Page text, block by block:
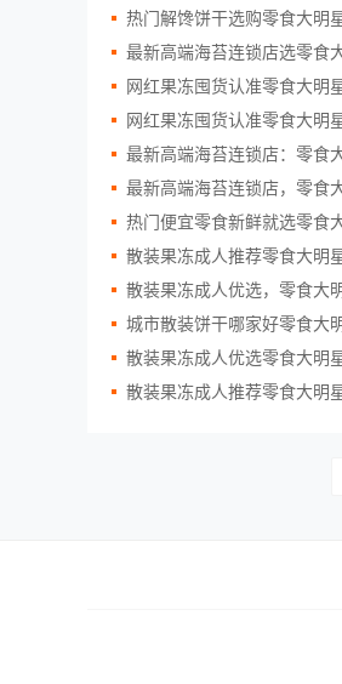
热门解馋饼干选购零食大明
最新高端海苔连锁店选零食
网红果冻囤货认准零食大明
网红果冻囤货认准零食大明
最新高端海苔连锁店：零食
最新高端海苔连锁店，零食
热门便宜零食新鲜就选零食
散装果冻成人推荐零食大明
散装果冻成人优选，零食大
城市散装饼干哪家好零食大
散装果冻成人优选零食大明
散装果冻成人推荐零食大明